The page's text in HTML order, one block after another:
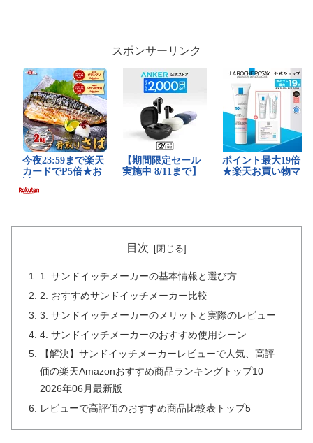
スポンサーリンク
目次
1. サンドイッチメーカーの基本情報と選び方
2. おすすめサンドイッチメーカー比較
3. サンドイッチメーカーのメリットと実際のレビュー
4. サンドイッチメーカーのおすすめ使用シーン
【解決】サンドイッチメーカーレビューで人気、高評
価の楽天Amazonおすすめ商品ランキングトップ10 –
2026年06月最新版
レビューで高評価のおすすめ商品比較表トップ5